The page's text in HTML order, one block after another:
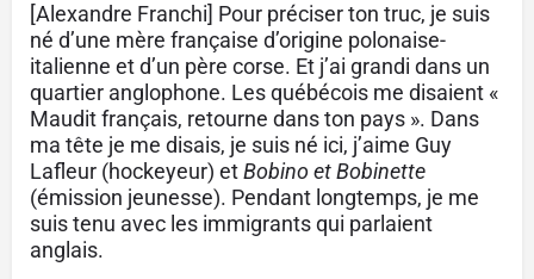
[Alexandre Franchi] Pour préciser ton truc, je suis
né d’une mère française d’origine polonaise-
italienne et d’un père corse. Et j’ai grandi dans un
quartier anglophone. Les québécois me disaient «
Maudit français, retourne dans ton pays ». Dans
ma tête je me disais, je suis né ici, j’aime Guy
Lafleur (hockeyeur) etBobino et Bobinette
(émission jeunesse). Pendant longtemps, je me
suis tenu avec les immigrants qui parlaient
anglais.